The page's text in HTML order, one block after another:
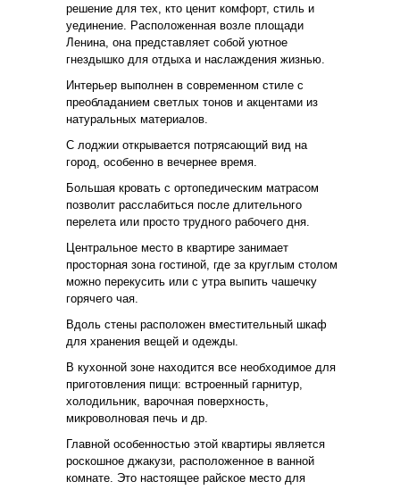
решение для тех, кто ценит комфорт, стиль и
уединение. Расположенная возле площади
Ленина, она представляет собой уютное
гнездышко для отдыха и наслаждения жизнью.
Интерьер выполнен в современном стиле с
преобладанием светлых тонов и акцентами из
натуральных материалов.
С лоджии открывается потрясающий вид на
город, особенно в вечернее время.
Большая кровать с ортопедическим матрасом
позволит расслабиться после длительного
перелета или просто трудного рабочего дня.
Центральное место в квартире занимает
просторная зона гостиной, где за круглым столом
можно перекусить или с утра выпить чашечку
горячего чая.
Вдоль стены расположен вместительный шкаф
для хранения вещей и одежды.
В кухонной зоне находится все необходимое для
приготовления пищи: встроенный гарнитур,
холодильник, варочная поверхность,
микроволновая печь и др.
Главной особенностью этой квартиры является
роскошное джакузи, расположенное в ванной
комнате. Это настоящее райское место для